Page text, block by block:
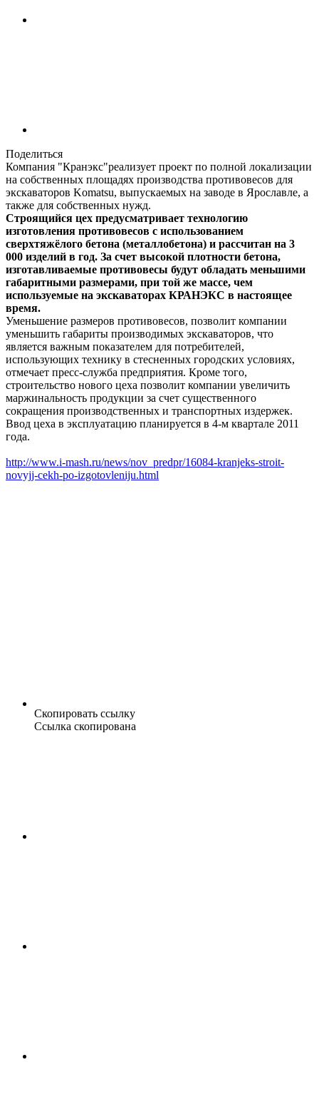
Поделиться
Компания "Кранэкс"реализует проект по полной локализации
на собственных площадях производства противовесов для
экскаваторов Komatsu, выпускаемых на заводе в Ярославле, а
также для собственных нужд.
Строящийся цех предусматривает технологию
изготовления противовесов с использованием
сверхтяжёлого бетона (металлобетона) и рассчитан на 3
000 изделий в год. За счет высокой плотности бетона,
изготавливаемые противовесы будут обладать меньшими
габаритными размерами, при той же массе, чем
используемые на экскаваторах КРАНЭКС в настоящее
время.
Уменьшение размеров противовесов, позволит компании
уменьшить габариты производимых экскаваторов, что
является важным показателем для потребителей,
использующих технику в стесненных городских условиях,
отмечает пресс-служба предприятия. Кроме того,
строительство нового цеха позволит компании увеличить
маржинальность продукции за счет существенного
сокращения производственных и транспортных издержек.
Ввод цеха в эксплуатацию планируется в 4-м квартале 2011
года.
http://www.i-mash.ru/news/nov_predpr/16084-kranjeks-stroit-
novyjj-cekh-po-izgotovleniju.html
Скопировать ссылку
Ссылка скопирована